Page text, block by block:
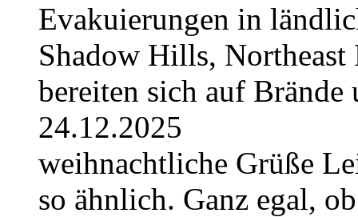
Evakuierungen in
Shadow Hills,
bereiten sich auf
24.12.2025
weihnachtliche Grüße
so ähnlich. Ganz egal,